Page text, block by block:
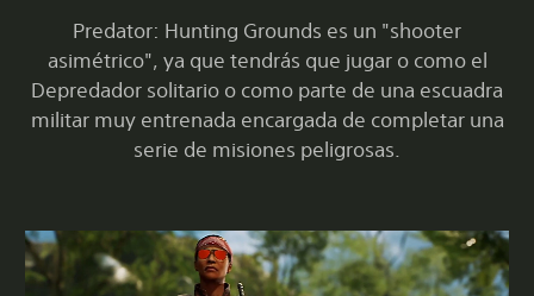
Predator: Hunting Grounds es un "shooter
asimétrico", ya que tendrás que jugar o como el
Depredador solitario o como parte de una escuadra
militar muy entrenada encargada de completar una
serie de misiones peligrosas.